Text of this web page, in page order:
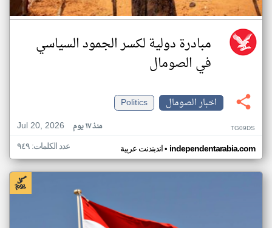
مبادرة دولية لكسر الجمود السياسي
في الصومال
اخبار الصومال
Politics
Jul 20, 2026
منذ ١٧ يوم TG09DS
اندبندنت عربية• independentarabia.com عدد الكلمات: ٩٤٩